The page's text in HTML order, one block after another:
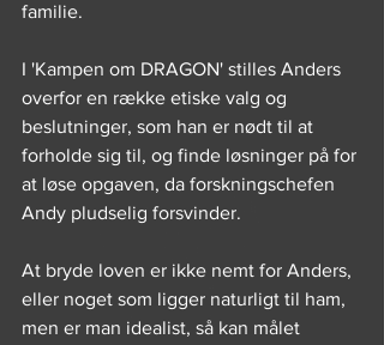
familie.
I 'Kampen om DRAGON' stilles Anders
overfor en række etiske valg og
beslutninger, som han er nødt til at
forholde sig til, og finde løsninger på for
at løse opgaven, da forskningschefen
Andy pludselig forsvinder.
At bryde loven er ikke nemt for Anders,
eller noget som ligger naturligt til ham,
men er man idealist, så kan målet